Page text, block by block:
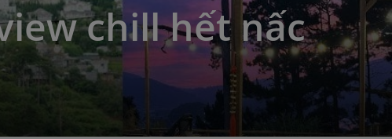
chill hết nấc